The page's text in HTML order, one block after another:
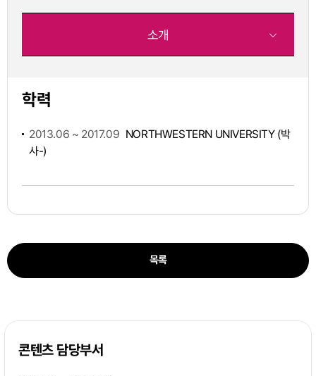
소개
학력
2013.06 ~ 2017.09 NORTHWESTERN UNIVERSITY (박
사-)
목록
콘텐츠 담당부서